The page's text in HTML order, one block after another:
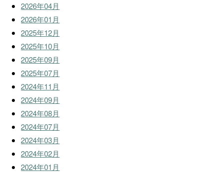
2026年04月
2026年01月
2025年12月
2025年10月
2025年09月
2025年07月
2024年11月
2024年09月
2024年08月
2024年07月
2024年03月
2024年02月
2024年01月